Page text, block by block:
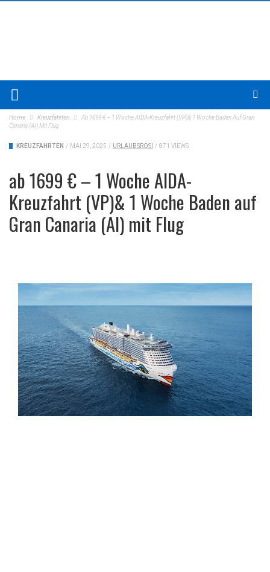
Home Kreuzfahrten
Ab 1699 € – 1 Woche AIDA-Kreuzfahrt (VP)& 1 Woche Baden Auf Gran
Canaria (AI) Mit Flug
KREUZFAHRTEN / MAI 29, 2025 / URLAUBSROSI / 871 VIEWS
ab 1699 € – 1 Woche AIDA-
Kreuzfahrt (VP)& 1 Woche Baden auf
Gran Canaria (AI) mit Flug